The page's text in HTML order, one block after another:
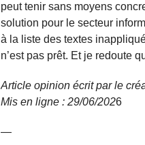
peut tenir sans moyens
solution pour le secteur
à la liste des textes
n’est pas prêt. Et je redoute
Article opinion écrit par le
Mis en ligne : 29/06/2026
—